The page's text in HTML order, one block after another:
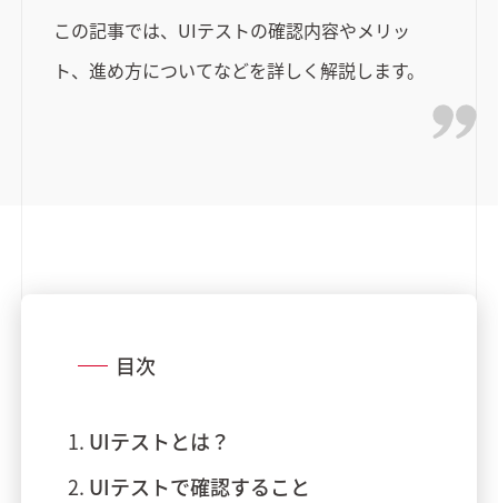
この記事では、UIテストの確認内容やメリッ
ト、進め方についてなどを詳しく解説します。
目次
UIテストとは？
UIテストで確認すること